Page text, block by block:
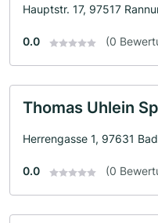
Hauptstr. 17, 97517
0.0 (0
Thomas Uhlein
Herrengasse 1, 97631
0.0 (0